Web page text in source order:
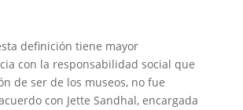
definición tiene mayor
con la responsabilidad social que
de ser de los museos, no fue
con Jette Sandhal, encargada